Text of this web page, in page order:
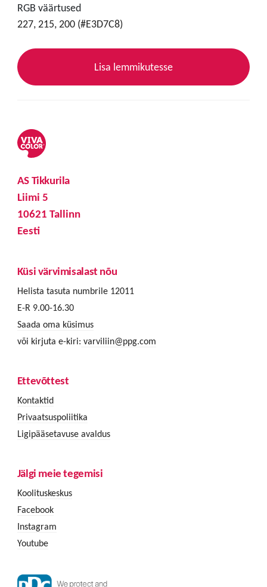
RGB väärtused
227, 215, 200 (#E3D7C8)
Lisa lemmikutesse
AS Tikkurila
Liimi 5
10621 Tallinn
Eesti
Küsi värvimisalast nõu
Helista tasuta numbrile 12011
E-R 9.00-16.30
Saada oma küsimus
või kirjuta e-kiri: varviliin@ppg.com
Ettevõttest
Kontaktid
Privaatsuspoliitika
Ligipääsetavuse avaldus
Jälgi meie tegemisi
Koolituskeskus
Facebook
Instagram
Youtube